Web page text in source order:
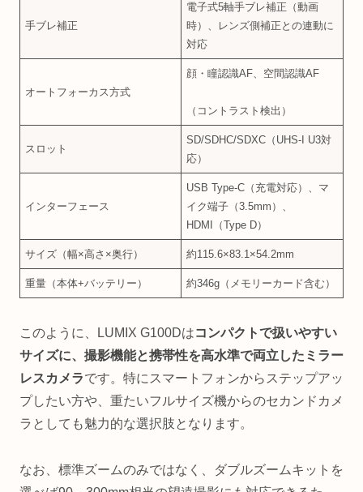
手ブレ補正
電子式5軸手ブレ補正（動画
時）、レンズ側補正との連動に
対応
オートフォーカス方式
顔・瞳認識AF、空間認識AF
（コントラスト検出）
スロット
SD/SDHC/SDXC（UHS-I U3対
応）
インターフェース
USB Type-C（充電対応）、マ
イク端子（3.5mm）、
HDMI（Type D）
サイズ（幅×高さ×奥行） 約115.6×83.1×54.2mm
重量（本体+バッテリー） 約346g（メモリーカード含む）
このように、LUMIX G100Dはコンパクトで扱いやすい
サイズに、撮影機能と携帯性を高水準で両立したミラー
レスカメラです。特にスマートフォンからステップアッ
プしたい方や、重たいフルサイズ機からのセカンドカメ
ラとしても魅力的な選択肢となります。
なお、標準ズームのみではなく、ダブルズームキットを